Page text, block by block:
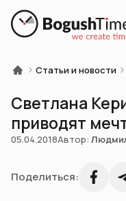
Статьи и новости
Светлана
приводят
05.04.2018Автор:
Поделиться: